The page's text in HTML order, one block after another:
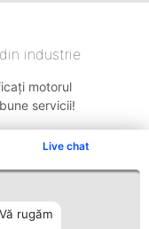
Live chat
rugăm
industrie
motorul
servicii!